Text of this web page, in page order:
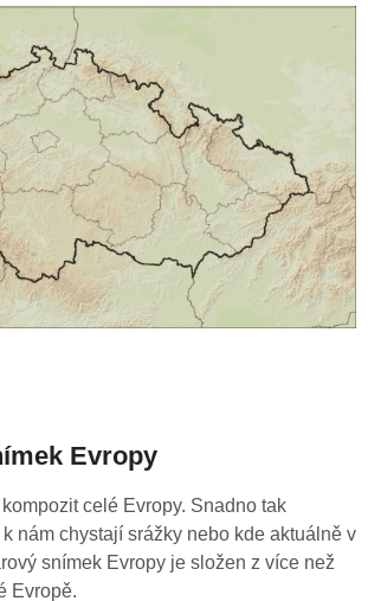
Evropy
celé Evropy. Snadno tak
nám chystají srážky nebo kde aktuálně v
snímek Evropy je složen z více než
Evropě.